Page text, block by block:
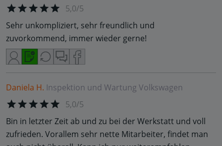
5,0/5
Sehr unkompliziert, sehr freundlich und
zuvorkommend, immer wieder gerne!
Daniela H. Inspektion und Wartung Volkswagen
5,0/5
Bin in letzter Zeit ab und zu bei der Werkstatt und voll
zufrieden. Vorallem sehr nette Mitarbeiter, findet man